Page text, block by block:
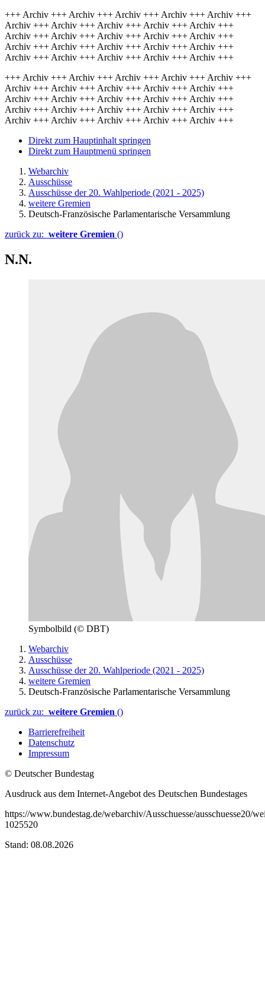
+++ Archiv +++ Archiv +++ Archiv +++ Archiv +++ Archiv +++
Archiv +++ Archiv +++ Archiv +++ Archiv +++ Archiv +++
Archiv +++ Archiv +++ Archiv +++ Archiv +++ Archiv +++
Archiv +++ Archiv +++ Archiv +++ Archiv +++ Archiv +++
Archiv +++ Archiv +++ Archiv +++ Archiv +++ Archiv +++
+++ Archiv +++ Archiv +++ Archiv +++ Archiv +++ Archiv +++
Archiv +++ Archiv +++ Archiv +++ Archiv +++ Archiv +++
Archiv +++ Archiv +++ Archiv +++ Archiv +++ Archiv +++
Archiv +++ Archiv +++ Archiv +++ Archiv +++ Archiv +++
Archiv +++ Archiv +++ Archiv +++ Archiv +++ Archiv +++
Direkt zum Hauptinhalt springen
Direkt zum Hauptmenü springen
Webarchiv
Ausschüsse
Ausschüsse der 20. Wahlperiode (2021 - 2025)
weitere Gremien
Deutsch-Französische Parlamentarische Versammlung
zurück zu: weitere Gremien ()
N.N.
Symbolbild (© DBT)
Webarchiv
Ausschüsse
Ausschüsse der 20. Wahlperiode (2021 - 2025)
weitere Gremien
Deutsch-Französische Parlamentarische Versammlung
zurück zu: weitere Gremien ()
Barrierefreiheit
Datenschutz
Impressum
© Deutscher Bundestag
Ausdruck aus dem Internet-Angebot des Deutschen Bundestages
https://www.bundestag.de/webarchiv/Ausschuesse/ausschuesse20/
1025520
Stand: 08.08.2026